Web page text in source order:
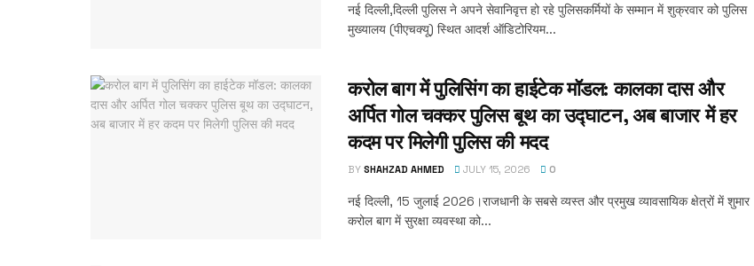
नई दिल्ली,दिल्ली पुलिस ने अपने सेवानिवृत्त हो रहे पुलिसकर्मियों के सम्मान में शुक्रवार को पुलिस
मुख्यालय (पीएचक्यू) स्थित आदर्श ऑडिटोरियम...
करोल बाग में पुलिसिंग का हाईटेक मॉडल: कालका दास और
अर्पित गोल चक्कर पुलिस बूथ का उद्घाटन, अब बाजार में हर
कदम पर मिलेगी पुलिस की मदद
BY SHAHZAD AHMED JULY 15, 2026 0
नई दिल्ली, 15 जुलाई 2026।राजधानी के सबसे व्यस्त और प्रमुख व्यावसायिक क्षेत्रों में शुमार
करोल बाग में सुरक्षा व्यवस्था को...